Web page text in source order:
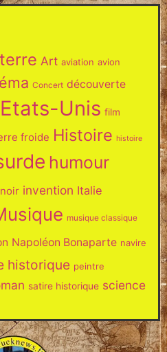
Art aviation avion
Concert découverte
Etats-Unis film
froide Histoire histoire
humour
invention Italie
musique classique
Napoléon Bonaparte navire
historique peintre
satire historique science